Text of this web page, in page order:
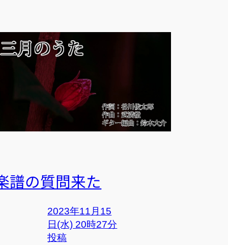
譜の質問来た
2023年11月15
日(水) 20時27分
投稿